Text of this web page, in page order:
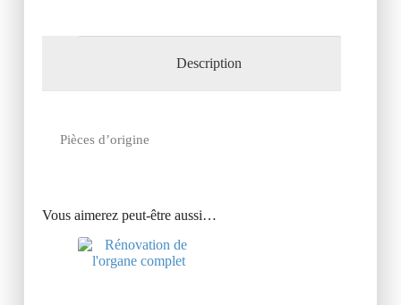
Description
Pièces d’origine
Vous aimerez peut-être aussi…